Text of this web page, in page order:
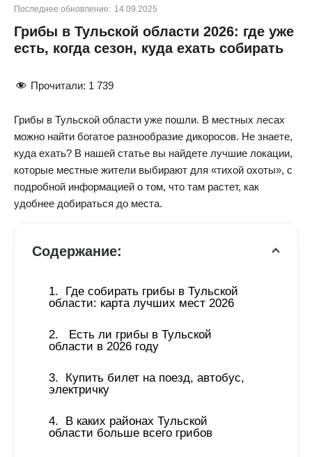
Последнее обновление: 14.09.2025
Грибы в Тульской области 2026: где уже
есть, когда сезон, куда ехать собирать
Прочитали: 1 739
Грибы в Тульской области уже пошли. В местных лесах
можно найти богатое разнообразие дикоросов. Не знаете,
куда ехать? В нашей статье вы найдете лучшие локации,
которые местные жители выбирают для «тихой охоты», с
подробной информацией о том, что там растет, как
удобнее добираться до места.
Содержание:
Где собирать грибы в Тульской
области: карта лучших мест 2026
Есть ли грибы в Тульской
области в 2026 году
Купить билет на поезд, автобус,
электричку
В каких районах Тульской
области больше всего грибов